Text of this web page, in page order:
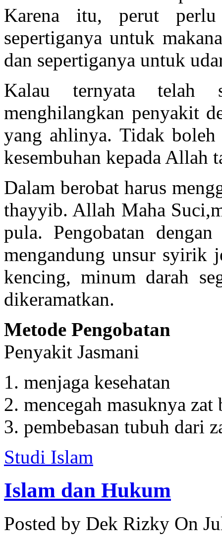
Karena itu, perut
sepertiganya untuk
dan sepertiganya untuk
Kalau ternyata telah
menghilangkan penyakit
yang ahlinya. Tidak
kesembuhan kepada Allah
Dalam berobat harus
thayyib. Allah Maha
pula. Pengobatan
mengandung unsur syirik
kencing, minum darah
dikeramatkan.
Metode Pengobatan
Penyakit Jasmani
menjaga kesehatan
mencegah masuknya
pembebasan tubuh dari
Studi Islam
Islam dan Hukum
Posted by Dek Rizky On